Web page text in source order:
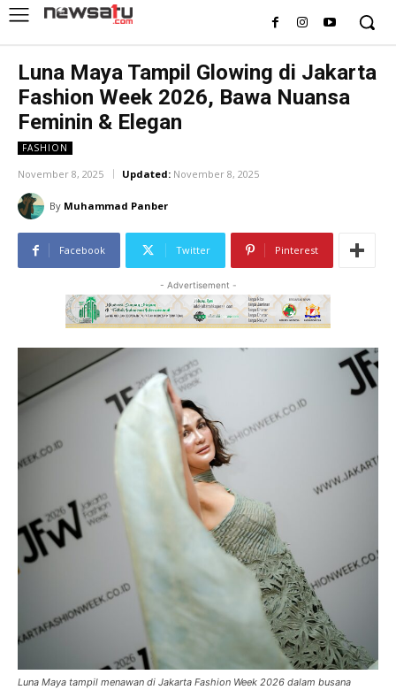
Luna Maya Tampil Glowing di Jakarta
Fashion Week 2026, Bawa Nuansa
Feminin & Elegan
FASHION
November 8, 2025 Updated: November 8, 2025
By Muhammad Panber
Facebook Twitter Pinterest
- Advertisement -
Luna Maya tampil menawan di Jakarta Fashion Week 2026 dalam busana